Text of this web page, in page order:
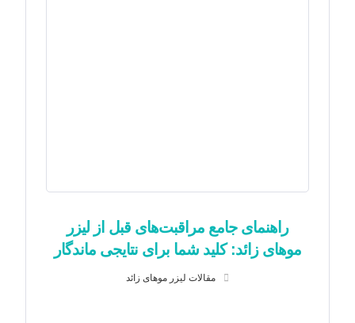
راهنمای جامع مراقبت‌های قبل از لیزر
موهای زائد: کلید شما برای نتایجی ماندگار
مقالات لیزر موهای زائد